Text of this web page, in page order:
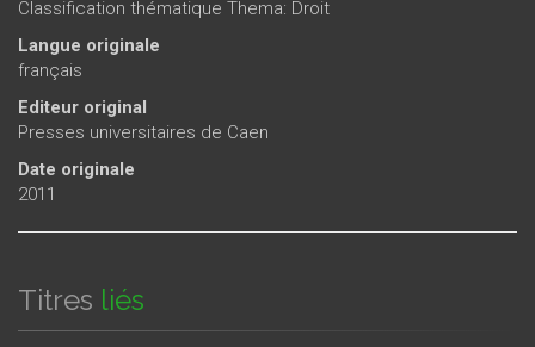
Classification thématique Thema: Droit
Langue originale
français
Editeur original
Presses universitaires de Caen
Date originale
2011
Titres liés